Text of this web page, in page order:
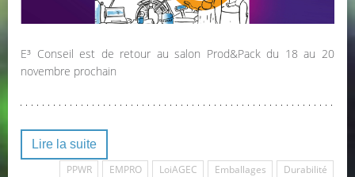
E³ Conseil est de retour au salon Prod&Pack du 18 au 20
novembre prochain
Lire la suite
PPWR
EMPRO LoiAGEC Emballages Durabilité